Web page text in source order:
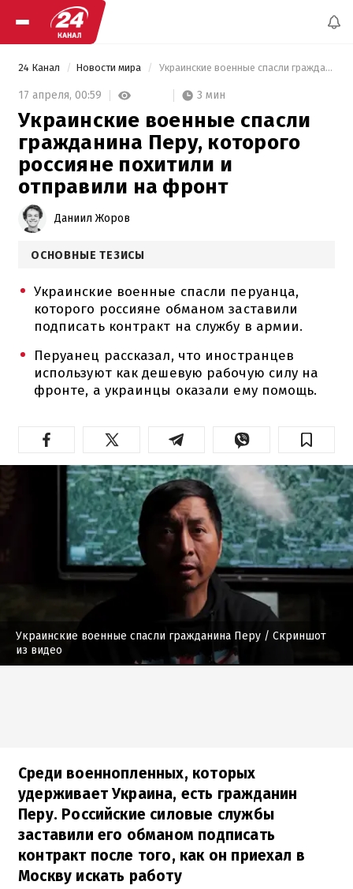
24 Канал Новости мира Украинские военные спасли гражданина Перу, которого россияне похитили и отправили на фронт
17 апреля, 00:59 3 мин
Украинские военные спасли
гражданина Перу, которого
россияне похитили и
отправили на фронт
Даниил Жоров
ОСНОВНЫЕ ТЕЗИСЫ
Украинские военные спасли перуанца,
которого россияне обманом заставили
подписать контракт на службу в армии.
Перуанец рассказал, что иностранцев
используют как дешевую рабочую силу на
фронте, а украинцы оказали ему помощь.
Украинские военные спасли гражданина Перу / Скриншот
из видео
Среди военнопленных, которых
удерживает Украина, есть гражданин
Перу. Российские силовые службы
заставили его обманом подписать
контракт после того, как он приехал в
Москву искать работу